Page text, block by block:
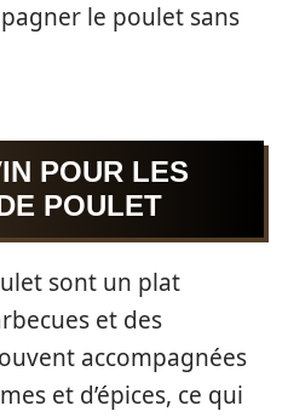
le poulet sans
POUR LES
POULET
sont un plat
et des
accompagnées
et d’épices, ce qui